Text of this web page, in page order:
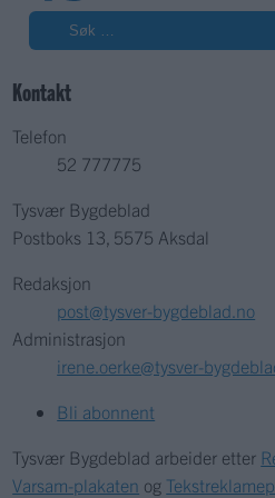
Søk
Kontakt
Telefon
52 777775
Tysvær Bygdeblad
Postboks 13, 5575 Aksdal
Redaksjon
post@tysver-bygdeblad.no
Administrasjon
irene.oerke@tysver-
Bli abonnent
Tysvær Bygdeblad arbeider etter
Varsam-plakaten og